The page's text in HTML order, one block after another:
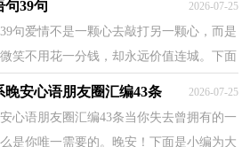
句39句 2026-07-25
句爱情不是一颗心去敲打另一颗心，而是
笑不用花一分钱，却永远价值连城。下面
感语句39句,供各位参...
晚安心语朋友圈汇编43条 2026-07-25
安心语朋友圈汇编43条当你失去曾拥有的一
是你唯一需要的。晚安！下面是小编为大